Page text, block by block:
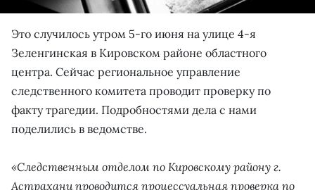
Это случилось утром 5-го июня на улице 4-я
Зеленгинская в Кировском районе областного
центра. Сейчас региональное управление
следственного комитета проводит проверку по
факту трагедии. Подробностями дела с нами
поделились в ведомстве.
«Следственным отделом по Кировскому району г.
Астрахани проводится процессуальная проверка по